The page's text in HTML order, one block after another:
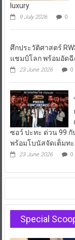
luxury
9 July 2026 0
ศึกประวัติศาสตร์
แชมป์โลก พร้อมอัด
23 June 2026 0
ซอว์ ปะทะ ด่วน 99
พร้อมโบนัสจัดเต็มท
23 June 2026 0
Special